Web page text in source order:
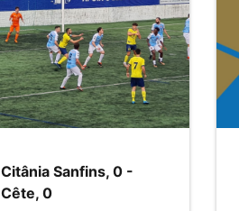
Citânia Sanfins, 0 -
Cête, 0